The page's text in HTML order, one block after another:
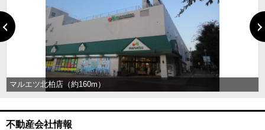
マルエツ北柏店（約160m）
不動産会社情報